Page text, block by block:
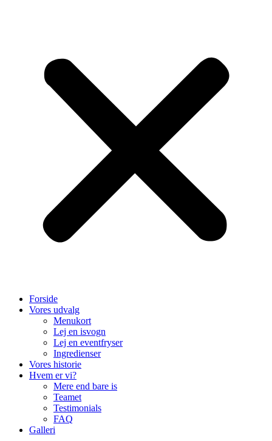
Forside
Vores udvalg
Menukort
Lej en isvogn
Lej en eventfryser
Ingredienser
Vores historie
Hvem er vi?
Mere end bare is
Teamet
Testimonials
FAQ
Galleri